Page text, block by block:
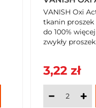
VANISH Oxi
tkanin proszek
do 100%
zwykły
3,22 zł